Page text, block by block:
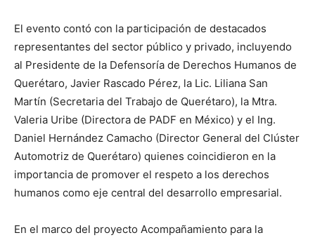
El evento contó con la participación de destacados
representantes del sector público y privado, incluyendo
al Presidente de la Defensoría de Derechos Humanos de
Querétaro, Javier Rascado Pérez, la Lic. Liliana San
Martín (Secretaria del Trabajo de Querétaro), la Mtra.
Valeria Uribe (Directora de PADF en México) y el Ing.
Daniel Hernández Camacho (Director General del Clúster
Automotriz de Querétaro) quienes coincidieron en la
importancia de promover el respeto a los derechos
humanos como eje central del desarrollo empresarial.
En el marco del proyecto Acompañamiento para la